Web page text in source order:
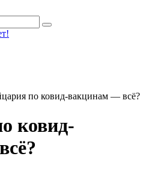
по ковид-вакцинам — всё?
ковид-